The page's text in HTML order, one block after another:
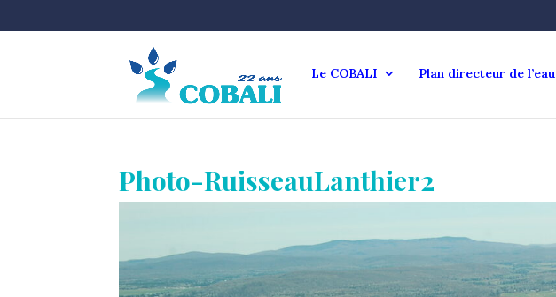
Le COBALI Plan directeur de l’eau
Photo-RuisseauLanthier2